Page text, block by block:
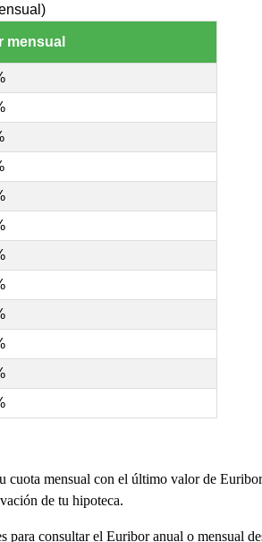
mensual
cuota mensual con el último valor de
de tu hipoteca.
para consultar el Euribor anual o mensual